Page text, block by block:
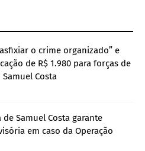
o crime organizado” e
de R$ 1.980 para forças de
Costa
de Samuel Costa garante
em caso da Operação